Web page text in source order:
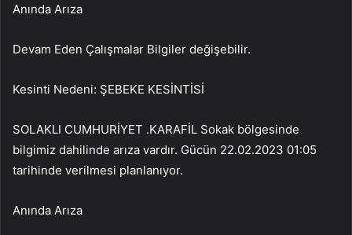
Anında Arıza
Devam Eden Çalışmalar Bilgiler değişebilir.
Kesinti Nedeni: ŞEBEKE KESİNTİSİ
SOLAKLI CUMHURİYET .KARAFİL Sokak bölgesinde
bilgimiz dahilinde arıza vardır. Gücün 22.02.2023 01:05
tarihinde verilmesi planlanıyor.
Anında Arıza